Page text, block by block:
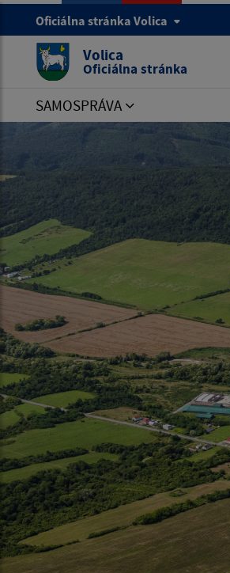
Oficiálna stránka Volica
Volica
Oficiálna stránka
SAMOSPRÁVA